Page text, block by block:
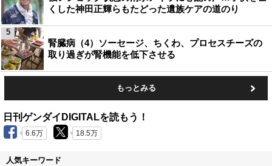
くした神田正輝らもたどった遺族ケアの道のり
腎臓病（4）ソーセージ、ちくわ、プロセスチーズの
取り過ぎが腎機能を低下させる
5
もっとみる
日刊ゲンダイDIGITALを読もう！
6.6万 18.5万
人気キーワード